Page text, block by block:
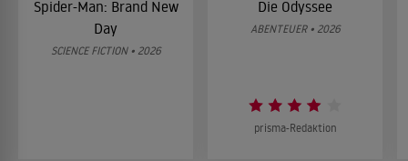
Spider-Man: Brand New
Day
SCIENCE FICTION • 2026
Die Odyssee
ABENTEUER • 2026
prisma-Redaktion